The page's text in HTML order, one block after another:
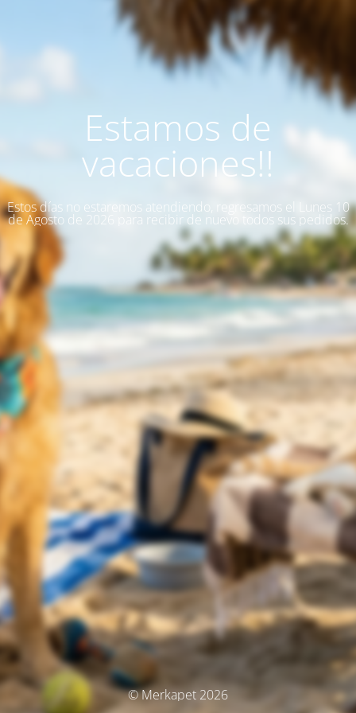
Estamos de
vacaciones!!
Estos días no estaremos atendiendo, regresamos el Lunes 10
de Agosto de 2026 para recibir de nuevo todos sus pedidos.
© Merkapet 2026